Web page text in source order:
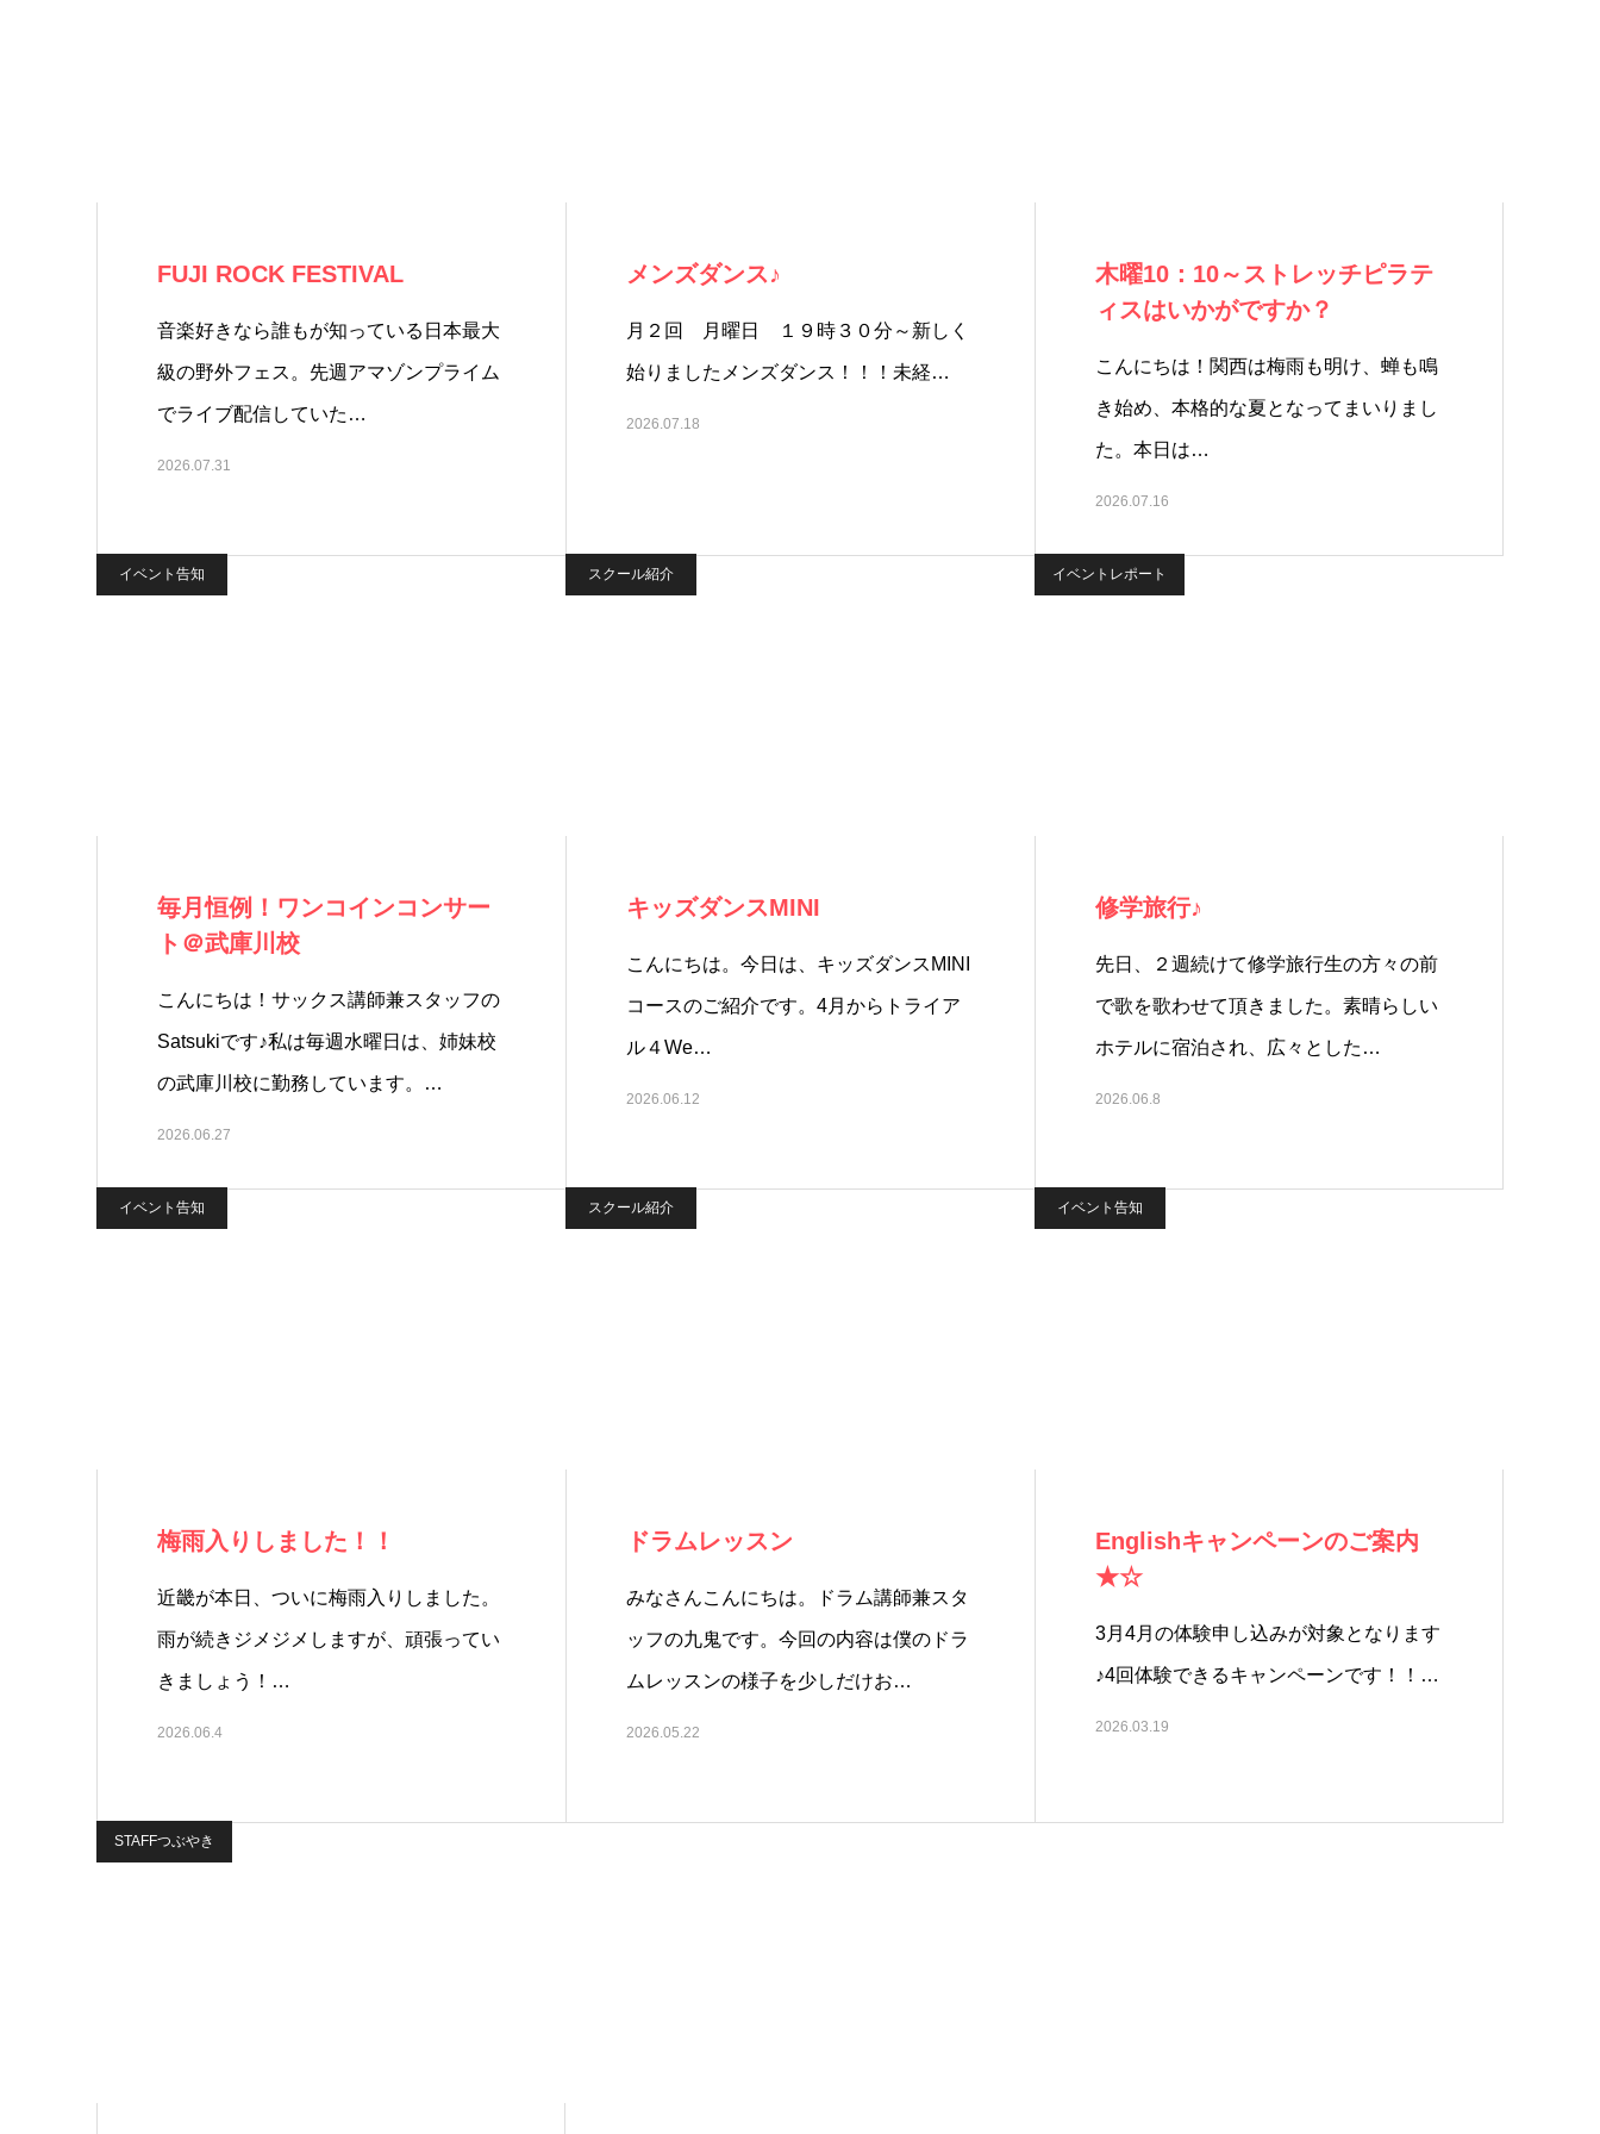
FUJI ROCK FESTIVAL
音楽好きなら誰もが知っている日本最大
級の野外フェス。先週アマゾンプライム
でライブ配信していた…
2026.07.31
メンズダンス♪
月２回 月曜日 １９時３０分～新しく
始りましたメンズダンス！！！未経…
2026.07.18
木曜10：10～ストレッチピラテ
ィスはいかがですか？
こんにちは！関西は梅雨も明け、蝉も鳴
き始め、本格的な夏となってまいりまし
た。本日は…
2026.07.16
イベント告知
毎月恒例！ワンコインコンサー
ト＠武庫川校
こんにちは！サックス講師兼スタッフの
Satsukiです♪私は毎週水曜日は、姉妹校
の武庫川校に勤務しています。…
2026.06.27
スクール紹介
キッズダンスMINI
こんにちは。今日は、キッズダンスMINI
コースのご紹介です。4月からトライア
ル４We…
2026.06.12
イベントレポート
修学旅行♪
先日、２週続けて修学旅行生の方々の前
で歌を歌わせて頂きました。素晴らしい
ホテルに宿泊され、広々とした…
2026.06.8
イベント告知
梅雨入りしました！！
近畿が本日、ついに梅雨入りしました。
雨が続きジメジメしますが、頑張ってい
きましょう！…
2026.06.4
スクール紹介
ドラムレッスン
みなさんこんにちは。ドラム講師兼スタ
ッフの九鬼です。今回の内容は僕のドラ
ムレッスンの様子を少しだけお…
2026.05.22
イベント告知
Englishキャンペーンのご案内
★☆
3月4月の体験申し込みが対象となります
♪4回体験できるキャンペーンです！！…
2026.03.19
STAFFつぶやき